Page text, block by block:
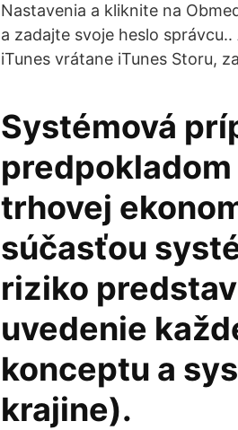
Nastavenia a kliknite na
a zadajte svoje heslo
iTunes vrátane iTunes Storu,
Systémová
trhovej
súčasťou
riziko
uvedenie
konceptu a
krajine).